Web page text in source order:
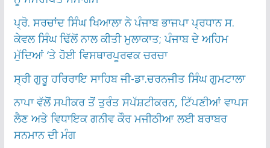
ਪ੍ਰੋ. ਸਰਚਾਂਦ ਸਿੰਘ ਖਿਆਲਾ ਨੇ ਪੰਜਾਬ ਭਾਜਪਾ ਪ੍ਰਧਾਨ ਸ.
ਕੇਵਲ ਸਿੰਘ ਢਿੱਲੋਂ ਨਾਲ ਕੀਤੀ ਮੁਲਾਕਾਤ; ਪੰਜਾਬ ਦੇ ਅਹਿਮ
ਮੁੱਦਿਆਂ ‘ਤੇ ਹੋਈ ਵਿਸਥਾਰਪੂਰਵਕ ਚਰਚਾ
ਸ੍ਰੀ ਗੁਰੂ ਹਰਿਰਾਇ ਸਾਹਿਬ ਜੀ-ਡਾ.ਚਰਨਜੀਤ ਸਿੰਘ ਗੁਮਟਾਲਾ
ਨਾਪਾ ਵੱਲੋਂ ਸਪੀਕਰ ਤੋਂ ਤੁਰੰਤ ਸਪੱਸ਼ਟੀਕਰਨ, ਟਿੱਪਣੀਆਂ ਵਾਪਸ
ਲੈਣ ਅਤੇ ਵਿਧਾਇਕ ਗਨੀਵ ਕੌਰ ਮਜੀਠੀਆ ਲਈ ਬਰਾਬਰ
ਸਨਮਾਨ ਦੀ ਮੰਗ